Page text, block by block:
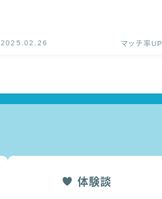
2025.02.26 マッチ率UP
体験談